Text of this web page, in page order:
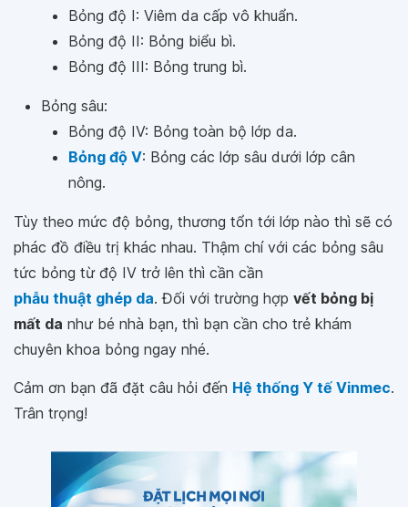
Bỏng độ I: Viêm da cấp vô khuẩn.
Bỏng độ II: Bỏng biểu bì.
Bỏng độ III: Bỏng trung bì.
Bỏng sâu:
Bỏng độ IV: Bỏng toàn bộ lớp da.
Bỏng độ V: Bỏng các lớp sâu dưới lớp cân
nông.
Tùy theo mức độ bỏng, thương tổn tới lớp nào thì sẽ có
phác đồ điều trị khác nhau. Thậm chí với các bỏng sâu
tức bỏng từ độ IV trở lên thì cần cần
phẫu thuật ghép da. Đối với trường hợp vết bỏng bị
mất da như bé nhà bạn, thì bạn cần cho trẻ khám
chuyên khoa bỏng ngay nhé.
Cảm ơn bạn đã đặt câu hỏi đến Hệ thống Y tế Vinmec.
Trân trọng!